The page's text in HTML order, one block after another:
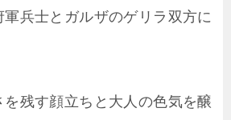
軍兵士とガルザのゲリラ双方に
残す顔立ちと大人の色気を醸